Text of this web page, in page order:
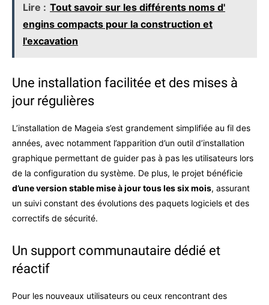
Lire : Tout savoir sur les différents noms d'
engins compacts pour la construction et
l'excavation
Une installation facilitée et des mises à
jour régulières
L’installation de Mageia s’est grandement simplifiée au fil des
années, avec notamment l’apparition d’un outil d’installation
graphique permettant de guider pas à pas les utilisateurs lors
de la configuration du système. De plus, le projet bénéficie
d’une version stable mise à jour tous les six mois, assurant
un suivi constant des évolutions des paquets logiciels et des
correctifs de sécurité.
Un support communautaire dédié et
réactif
Pour les nouveaux utilisateurs ou ceux rencontrant des